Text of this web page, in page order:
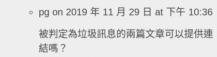
pg on 2019 年 11 月 29 日 at 下午 10:36
被判定為垃圾訊息的兩篇文章可以提供連
結嗎？